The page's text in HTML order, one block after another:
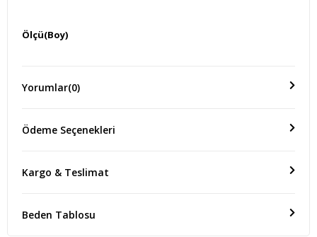
Ölçü(Boy)
Yorumlar(0)
Ödeme Seçenekleri
Kargo & Teslimat
Beden Tablosu